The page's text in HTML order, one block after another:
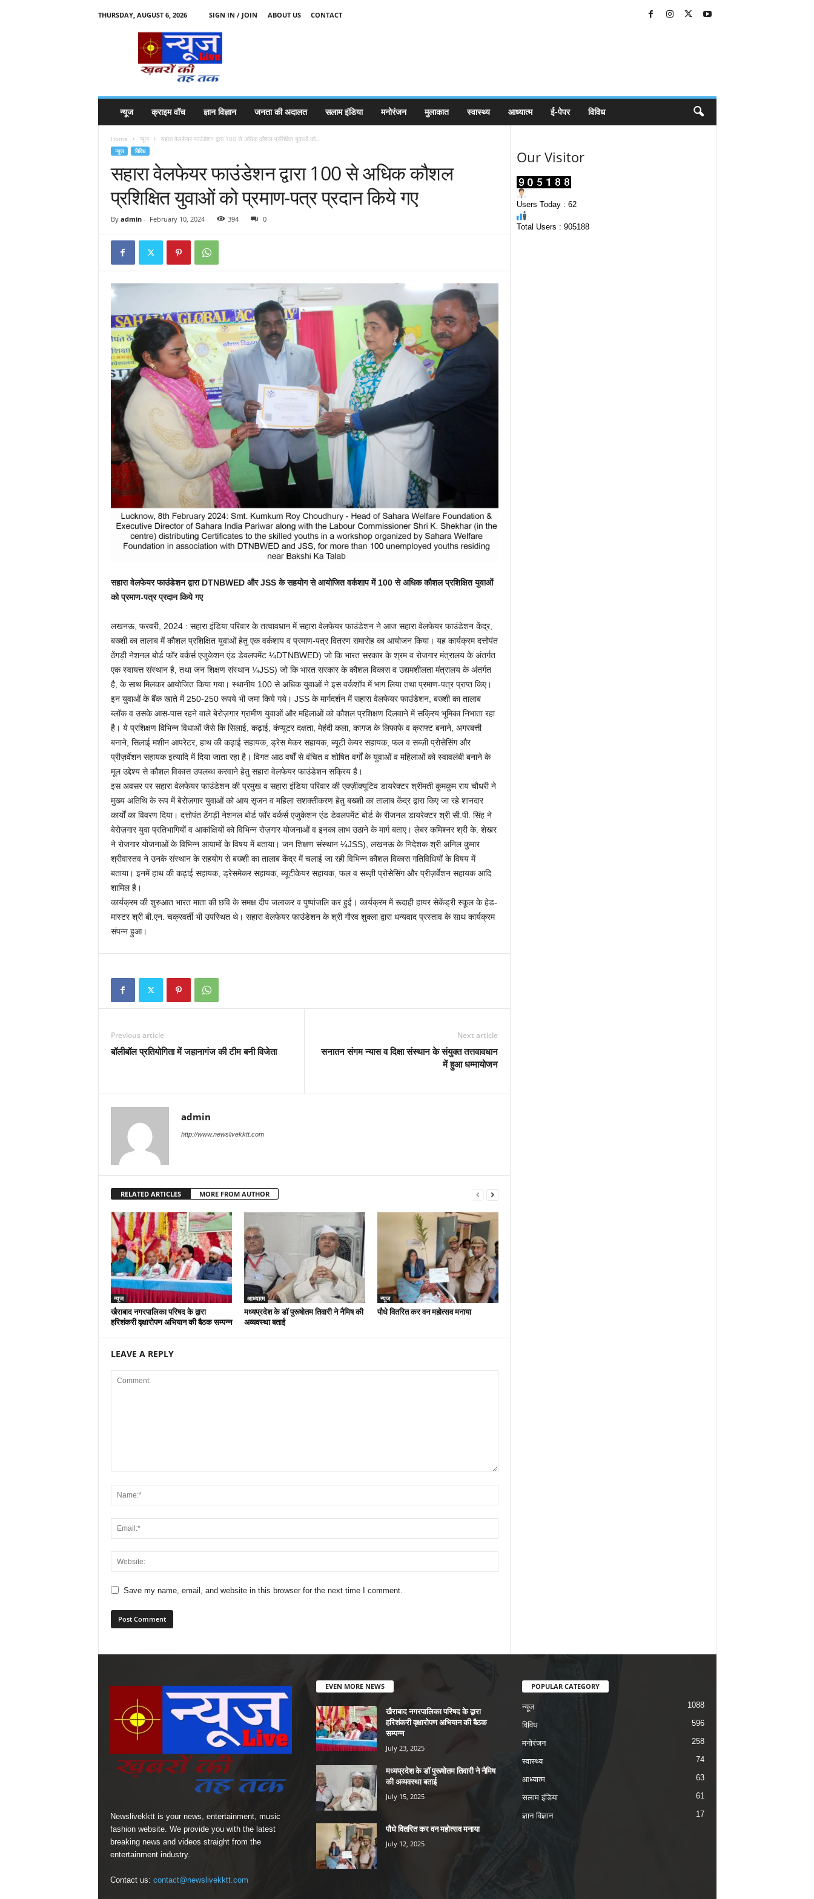
THURSDAY, AUGUST 6, 2026 SIGN IN / JOIN ABOUT US
CONTACT
न्यूज क्राइम वॉच ज्ञान विज्ञान जनता की अदालत सलाम इंडिया मनोरंजन मुलाकात स्वास्थ्य आध्यात्म ई-पेपर विविध
Home न्यूज सहारा वेलफेयर फाउंडेशन द्वारा 100 से अधिक कौशल प्रशिक्षित युवाओं को...
न्यूज विविध
सहारा वेलफेयर फाउंडेशन द्वारा 100 से अधिक कौशल
प्रशिक्षित युवाओं को प्रमाण-पत्र प्रदान किये गए
By admin- February 10, 2024 394 0
सहारा वेलफेयर फाउंडेशन द्वारा DTNBWED और JSS के सहयोग से आयोजित वर्कशाप में 100 से अधिक कौशल प्रशिक्षित युवाओं
को प्रमाण-पत्र प्रदान किये गए
लखनऊ, फरवरी, 2024 : सहारा इंडिया परिवार के तत्वावधान में सहारा वेलफेयर फाउंडेशन ने आज सहारा वेलफेयर फाउंडेशन केंद्र,
बख्शी का तालाब में कौशल प्रशिक्षित युवाओं हेतु एक वर्कशाप व प्रमाण-पत्र वितरण समारोह का आयोजन किया। यह कार्यक्रम दत्तोपंत
ठेंगड़ी नेशनल बोर्ड फॉर वर्कर्स एजुकेशन एंड डेवलपमेंट ¼DTNBWED) जो कि भारत सरकार के श्रम व रोजगार मंत्रालय के अंतर्गत
एक स्वायत्त संस्थान है, तथा जन शिक्षण संस्थान ¼JSS) जो कि भारत सरकार के कौशल विकास व उद्यमशीलता मंत्रालय के अंतर्गत
है, के साथ मिलकर आयोजित किया गया। स्थानीय 100 से अधिक युवाओं ने इस वर्कशॉप में भाग लिया तथा प्रमाण-पत्र प्राप्त किए।
इन युवाओं के बैंक खाते में 250-250 रूपये भी जमा किये गये। JSS के मार्गदर्शन में सहारा वेलफेयर फाउंडेशन, बख्शी का तालाब
ब्लॉक व उसके आस-पास रहने वाले बेरोज़गार ग्रामीण युवाओं और महिलाओं को कौशल प्रशिक्षण दिलवाने में सक्रिय भूमिका निभाता रहा
है। ये प्रशिक्षण विभिन्न विधाओं जैसे कि सिलाई, कढ़ाई, कंप्यूटर दक्षता, मेहंदी कला, कागज के लिफाफे व क्राफ्ट बनाने, अगरबत्ती
बनाने, सिलाई मशीन आपरेटर, हाथ की कढ़ाई सहायक, ड्रेस मेकर सहायक, ब्यूटी केयर सहायक, फल व सब्ज़ी प्रोसेसिंग और
प्रीज़र्वेशन सहायक इत्यादि में दिया जाता रहा है। विगत आठ वर्षों से वंचित व शोषित वर्गों के युवाओं व महिलाओं को स्वावलंबी बनाने के
मूल उद्देश्य से कौशल विकास उपलब्ध करवाने हेतु सहारा वेलफेयर फाउंडेशन सक्रिय है।
इस अवसर पर सहारा वेलफेयर फाउंडेशन की प्रमुख व सहारा इंडिया परिवार की एक्ज़ीक्यूटिव डायरेक्टर श्रीमती कुमकुम राय चौधरी ने
मुख्य अतिथि के रूप में बेरोज़गार युवाओं को आय सृजन व महिला सशक्तीकरण हेतु बख्शी का तालाब केंद्र द्वारा किए जा रहे शानदार
कार्यों का विवरण दिया। दत्तोपंत ठेंगड़ी नेशनल बोर्ड फॉर वर्कर्स एजुकेशन एंड डेवलपमेंट बोर्ड के रीजनल डायरेक्टर श्री सी.पी. सिंह ने
बेरोज़गार युवा प्रतिभागियों व आकांक्षियों को विभिन्न रोज़गार योजनाओं व इनका लाभ उठाने के मार्ग बताए। लेबर कमिश्नर श्री के. शेखर
ने रोजगार योजनाओं के विभिन्न आयामों के विषय में बताया। जन शिक्षण संस्थान ¼JSS), लखनऊ के निदेशक श्री अनिल कुमार
श्रीवास्तव ने उनके संस्थान के सहयोग से बख्शी का तालाब केंद्र में चलाई जा रही विभिन्न कौशल विकास गतिविधियों के विषय में
बताया। इनमें हाथ की कढ़ाई सहायक, ड्रेसमेकर सहायक, ब्यूटीकेयर सहायक, फल व सब्ज़ी प्रोसेसिंग और प्रीज़र्वेशन सहायक आदि
शामिल है।
कार्यक्रम की शुरुआत भारत माता की छवि के समक्ष दीप जलाकर व पुष्पांजलि कर हुई। कार्यक्रम में रूदाही हायर सेकेंड्री स्कूल के हेड-
मास्टर श्री बी.एन. चक्रवर्ती भी उपस्थित थे। सहारा वेलफेयर फाउंडेशन के श्री गौरव शुक्ला द्वारा धन्यवाद प्रस्ताव के साथ कार्यक्रम
संपन्न हुआ।
Previous article
बॉलीबॉल प्रतियोगिता में जहानागंज की टीम बनी विजेता
Next article
सनातन संगम न्यास व दिक्षा संस्थान के संयुक्त तत्तवावधान
में हुआ धम्मायोजन
admin
http://www.newslivekktt.com
RELATED ARTICLES MORE FROM AUTHOR
न्यूज
खैराबाद नगरपालिका परिषद के द्वारा
हरिशंकरी वृक्षारोपण अभियान की बैठक सम्पन्न
आध्यात्म
मध्यप्रदेश के डॉ पुरूषोतम तिवारी ने नैमिष की
अव्यवस्था बताई
न्यूज
पौधे वितरित कर वन महोत्सव मनाया
LEAVE A REPLY
Save my name, email, and website in this browser for the next time I comment.
Our Visitor
Users Today : 62
Total Users : 905188
Newslivekktt is your news, entertainment, music
fashion website. We provide you with the latest
breaking news and videos straight from the
entertainment industry.
Contact us: contact@newslivekktt.com
EVEN MORE NEWS
खैराबाद नगरपालिका परिषद के द्वारा
हरिशंकरी वृक्षारोपण अभियान की बैठक
सम्पन्न
July 23, 2025
मध्यप्रदेश के डॉ पुरूषोतम तिवारी ने नैमिष
की अव्यवस्था बताई
July 15, 2025
पौधे वितरित कर वन महोत्सव मनाया
July 12, 2025
POPULAR CATEGORY
न्यूज 1088
विविध 596
मनोरंजन 258
स्वास्थ्य 74
आध्यात्म 63
सलाम इंडिया 61
ज्ञान विज्ञान 17